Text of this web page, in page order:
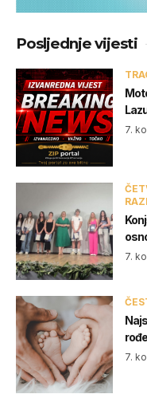
Posljednje vijesti
7.
7.
7.